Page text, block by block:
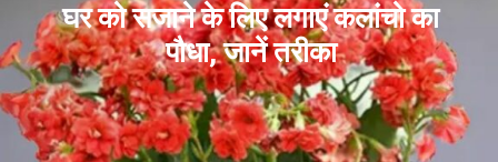
घर को सजाने के लिए लगाएं कलांचो का
पौधा, जानें तरीका